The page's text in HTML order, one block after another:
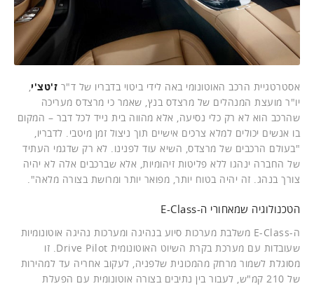
אסטרטגיית הרכב האוטונומי באה לידי ביטוי בדבריו של ד"ר ז'טצ'י,
יו"ר מועצת המנהלים של מרצדס בנץ, שאמר כי מרצדס מעריכה
שהרכב הוא לא רק כלי נסיעה, אלא מהווה בית נייד לכל דבר – המקום
בו אנשים יכולים למלא צרכים אישיים תוך ניצול זמן מיטבי. לדבריו,
"בעולם הרכבים של מרצדס, השיא עוד לפנינו. לא רק שדגמי העתיד
של החברה ינהגו ללא פליטות זיהומיות, אלא שברכבים אלה לא יהיה
צורך בנהג. זה יהיה בטוח יותר, מפואר יותר ומרושת בצורה מלאה".
הטכנולוגיה שמאחורי ה-E-Class
ה-E-Class משלבת מערכות סיוע בנהיגה ומערכות נהיגה אוטונומיות
שעובדות עם מערכת בקרת השיוט האוטונומית Drive Pilot. זו
מסוגלת לשמור מרחק מהמכונית שלפניה, לעקוב אחריה עד למהירות
של 210 קמ"ש, לעבור בין נתיבים בצורה אוטונומית עם הפעלת